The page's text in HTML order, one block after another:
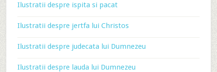
Ilustratii despre ispita si pacat
Ilustratii despre jertfa lui Christos
Ilustratii despre judecata lui Dumnezeu
Ilustratii despre lauda lui Dumnezeu